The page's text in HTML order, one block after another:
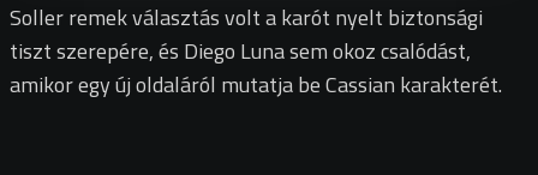
Soller remek választás volt a karót nyelt biztonsági
tiszt szerepére, és Diego Luna sem okoz csalódást,
amikor egy új oldaláról mutatja be Cassian karakterét.